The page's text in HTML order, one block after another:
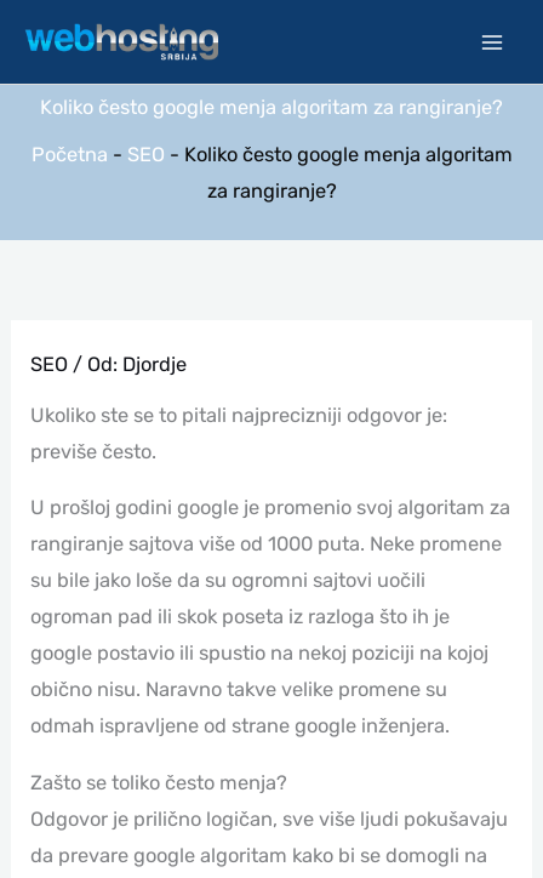
sadržaj
Koliko često google menja algoritam za rangiranje?
Početna - SEO - Koliko često google menja algoritam
za rangiranje?
SEO / Od: Djordje
Ukoliko ste se to pitali najprecizniji odgovor je:
previše često.
U prošloj godini google je promenio svoj algoritam za
rangiranje sajtova više od 1000 puta. Neke promene
su bile jako loše da su ogromni sajtovi uočili
ogroman pad ili skok poseta iz razloga što ih je
google postavio ili spustio na nekoj poziciji na kojoj
obično nisu. Naravno takve velike promene su
odmah ispravljene od strane google inženjera.
Zašto se toliko često menja?
Odgovor je prilično logičan, sve više ljudi pokušavaju
da prevare google algoritam kako bi se domogli na